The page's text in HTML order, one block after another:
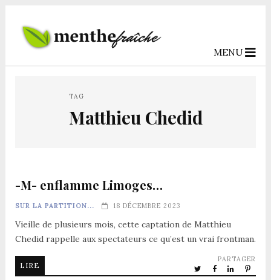
MENU
TAG
Matthieu Chedid
-M- enflamme Limoges…
SUR LA PARTITION... 18 DÉCEMBRE 2023
Vieille de plusieurs mois, cette captation de Matthieu
Chedid rappelle aux spectateurs ce qu’est un vrai frontman.
LIRE
PARTAGER